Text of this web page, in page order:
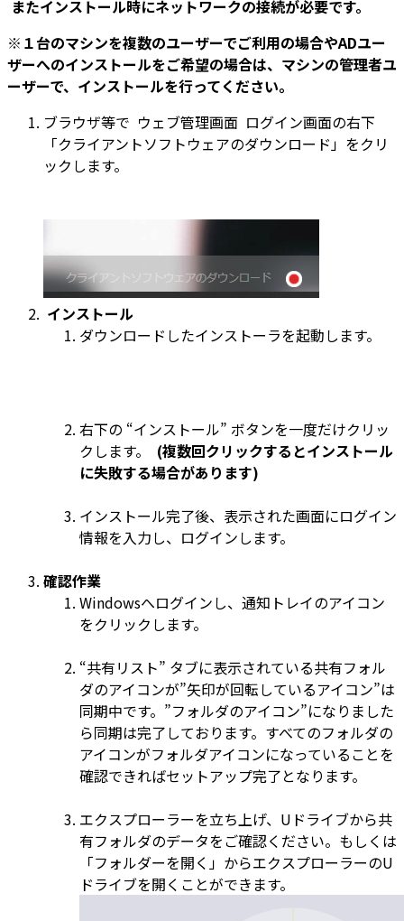
またインストール時にネットワークの接続が必要です。
※１台のマシンを複数のユーザーでご利用の場合やADユー
ザーへのインストールをご希望の場合は、マシンの管理者ユ
ーザーで、インストールを行ってください。
ブラウザ等で ウェブ管理画面 ログイン画面の右下
「クライアントソフトウェアのダウンロード」をクリ
ックします。
インストール
ダウンロードしたインストーラを起動します。
右下の “インストール” ボタンを一度だけクリッ
クします。
(複数回クリックするとインストール
に失敗する場合があります)
インストール完了後、表示された画面にログイン
情報を入力し、ログインします。
確認作業
Windowsへログインし、通知トレイのアイコン
をクリックします。
“共有リスト” タブに表示されている共有フォル
ダのアイコンが”矢印が回転しているアイコン”は
同期中です。”フォルダのアイコン”になりました
ら同期は完了しております。すべてのフォルダの
アイコンがフォルダアイコンになっていることを
確認できればセットアップ完了となります。
エクスプローラーを立ち上げ、Uドライブから共
有フォルダのデータをご確認ください。もしくは
「フォルダーを開く」からエクスプローラーのU
ドライブを開くことができます。